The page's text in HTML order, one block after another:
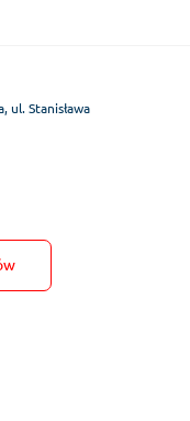
ul. Stanisława